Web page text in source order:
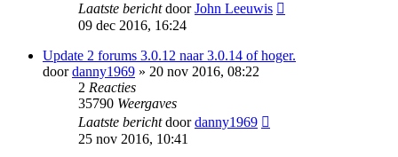
Laatste berichtdoorJohn Leeuwis
09 dec 2016, 16:24
Update 2 forums 3.0.12 naar 3.0.14 of hoger.
doordanny1969 » 20 nov 2016, 08:22
2 Reacties
35790 Weergaves
Laatste berichtdoordanny1969
25 nov 2016, 10:41